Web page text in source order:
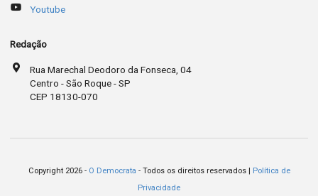
Youtube
Redação
Rua Marechal Deodoro da Fonseca, 04
Centro - São Roque - SP
CEP 18130-070
Copyright 2026 - O Democrata - Todos os direitos reservados | Política de
Privacidade